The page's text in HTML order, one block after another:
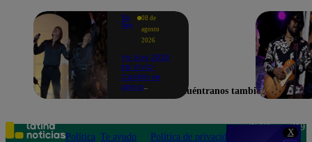
X
Yo
Soy
08 de
agosto
2026
Yo Soy 2026
EN VIVO:
Cachín se
une a
espectacular
versión de
Encuéntranos también en
Política Te ayudo Política de privacidad
Teléfono: 219